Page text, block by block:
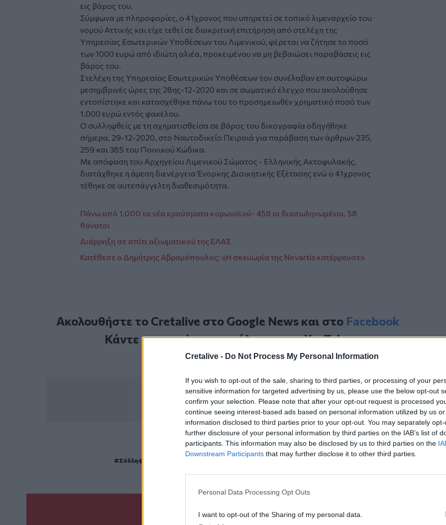
Cretalive - Do Not Process My Personal Information
If you wish to opt-out of the sale, sharing to third parties, or processing of your
sensitive information for targeted advertising by us, please use the below opt-out
confirm your selection. Please note that after your opt-out request is processed
continue seeing interest-based ads based on personal information utilized by us
information disclosed to third parties prior to your opt-out. You may separately
further disclosure of your personal information by third parties on the IAB’s list of
participants. This information may also be disclosed by us to third parties on the
Downstream Participants that may further disclose it to other third parties.
Personal Data Processing Opt Outs
I want to opt-out of the Sharing of my personal data.
εις βάρος του.
Σύμφωνα με πληροφορίες, ο 41χρονος που υπηρετεί σε τοπικό λιμεναρχείο του
νομού Αττικής και είχε τεθεί σε διακριτική επιτήρηση από στελέχη της
Υπηρεσίας Εσωτερικών Υποθέσεων του Λιμενικού, φέρεται να ζήτησε το ποσό
των 1000 ευρώ από ιδιώτη αλιέα, προκειμένου να μη βεβαιώσει παραβάσεις εις
βάρος του.
Στελέχη της Υπηρεσίας Εσωτερικών Υποθέσεων τον συνέλαβαν επ αυτοφώρω
μεσημβρινές ώρες της 28ης-12-2020 και σε σωματικό έλεγχο που ακολούθησε
εντοπίστηκε και κατασχέθηκε πάνω του το προσημειωθέν χρηματικό ποσό των
1.000 ευρώ εντός φακέλου.
Ο συλληφθείς με τη σχηματισθείσα σε βάρος του δικογραφία οδηγήθηκε
σήμερα, 29-12-2020, στο Ναυτοδικείο Πειραιά για παράβαση των άρθρων 235,
259 και 385 του Ποινικού Κώδικα.
Με απόφαση του Αρχηγείου Λιμενικού Σώματος - Ελληνικής Ακτοφυλακής,
διατάχθηκε η άμεση διενέργεια Ένορκης Διοικητικής Εξέτασης ενώ ο 41χρονος
τέθηκε σε αυτεπάγγελτη διαθεσιμότητα.
Πάνω από 1.000 τα νέα κρούσματα κορωνοϊού- 458 οι διασωληνωμένοι, 58
θάνατοι
Διάρρηξη σε σπίτι αξιωματικού της ΕΛΑΣ
Κατέθεσε ο Δημήτρης Αβραμόπουλος: «Η σκευωρία της Novartis κατέρρευσε»
Ακολουθήστε το Cretalive στο Google Newsκαι στο Facebook
Κάντε εγγραφή στο κανάλι μας στοYouTube
ΣΧΕΤΙΚΆ TAGS
Σύλληψη
Υπηρεσία Εσωτερικών Υποθέσεων
Γίνε ο ρεπόρτερ του CRETALIVE